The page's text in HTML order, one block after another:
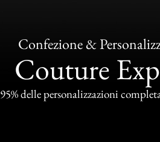
Confezione &
Couture
95% delle personalizzazioni